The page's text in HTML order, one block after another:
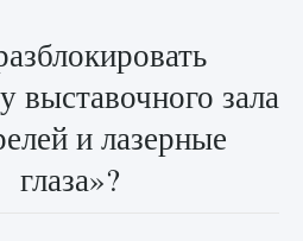
и стадионы в EA
выставочного зала
и лазерные
глаза»?